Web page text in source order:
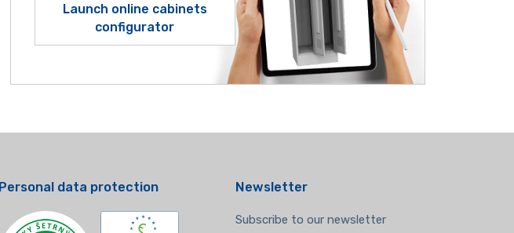
Launch online cabinets
configurator
Personal data protection Newsletter
Subscribe to our newsletter